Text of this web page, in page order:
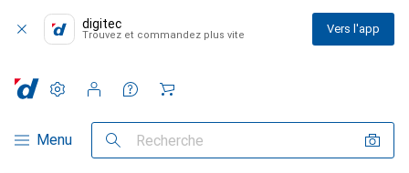
digitec
Trouvez et commandez plus vite Vers l'app
Navigation par catégorie
Menu Recherche
Paramètres
Compte client
Listes de comparaison
Listes d'envies
Panier